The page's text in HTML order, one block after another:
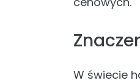
W świecie